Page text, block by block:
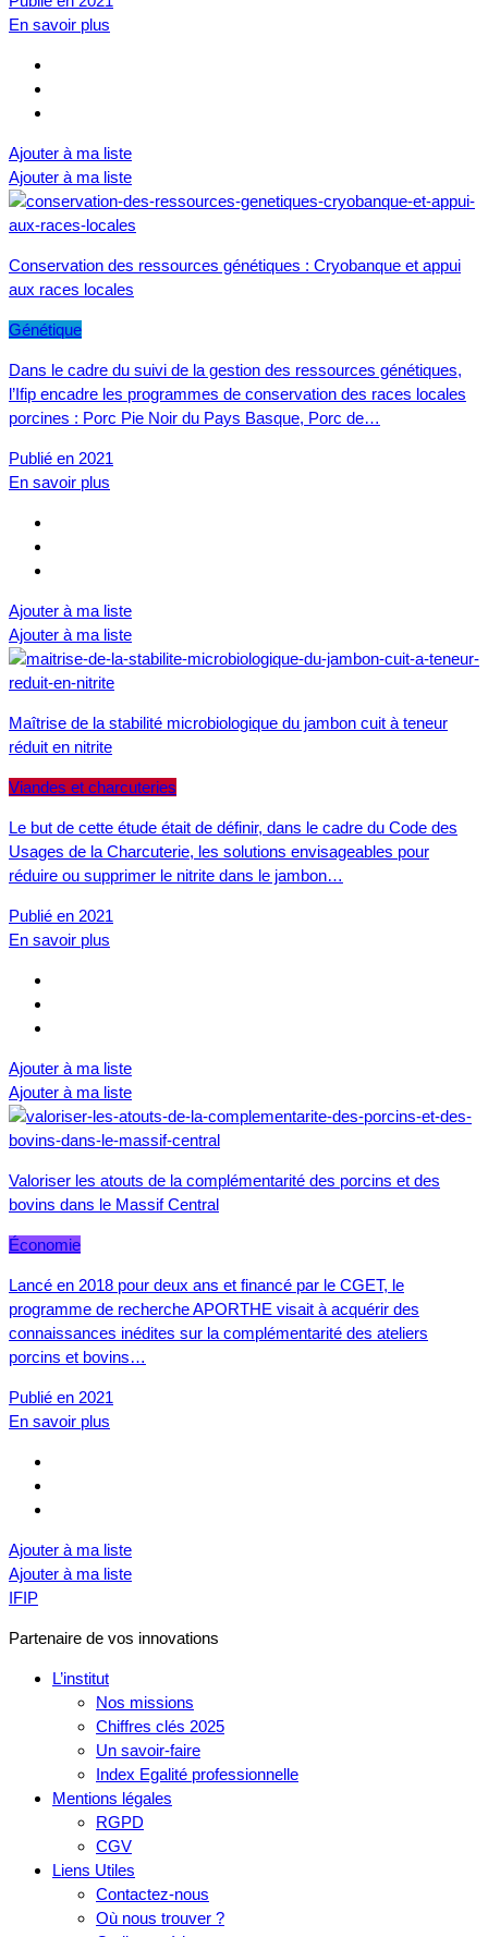
En savoir plus
Ajouter à ma liste
Ajouter à ma liste
Conservation des ressources génétiques : Cryobanque et appui
aux races locales
Génétique
Dans le cadre du suivi de la gestion des ressources génétiques,
l’Ifip encadre les programmes de conservation des races locales
porcines : Porc Pie Noir du Pays Basque, Porc de…
Publié en 2021
En savoir plus
Ajouter à ma liste
Ajouter à ma liste
Maîtrise de la stabilité microbiologique du jambon cuit à teneur
réduit en nitrite
Viandes et charcuteries
Le but de cette étude était de définir, dans le cadre du Code des
Usages de la Charcuterie, les solutions envisageables pour
réduire ou supprimer le nitrite dans le jambon…
Publié en 2021
En savoir plus
Ajouter à ma liste
Ajouter à ma liste
Valoriser les atouts de la complémentarité des porcins et des
bovins dans le Massif Central
Économie
Lancé en 2018 pour deux ans et financé par le CGET, le
programme de recherche APORTHE visait à acquérir des
connaissances inédites sur la complémentarité des ateliers
porcins et bovins…
Publié en 2021
En savoir plus
Ajouter à ma liste
Ajouter à ma liste
IFIP
Partenaire de vos innovations
L’institut
Nos missions
Chiffres clés 2025
Un savoir-faire
Index Egalité professionnelle
Mentions légales
RGPD
CGV
Liens Utiles
Contactez-nous
Où nous trouver ?